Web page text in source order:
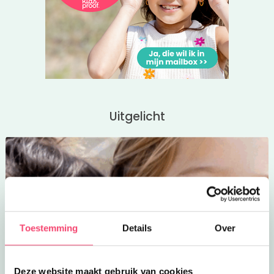
Toestemming Details Over
Deze website maakt gebruik van cookies
Uitgelicht